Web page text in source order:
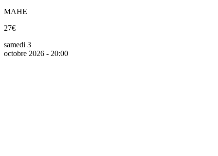
MAHE
27€
samedi 3
octobre 2026 - 20:00